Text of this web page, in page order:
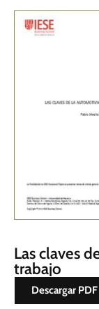
Las claves
trabajo
Descargar PDF